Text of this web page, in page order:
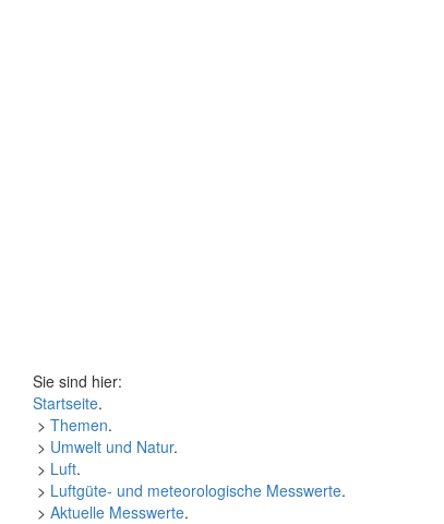
Sie sind hier:
Startseite.
> Themen.
> Umwelt und Natur.
> Luft.
> Luftgüte- und meteorologische Messwerte.
> Aktuelle Messwerte.